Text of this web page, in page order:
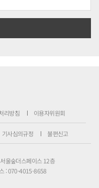
리방침 이용자위원회
기사심의규정 불편신고
울숲더스페이스 12층
: 070-4015-8658